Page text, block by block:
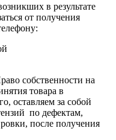
в результате
от получения
собственности на
товара в
оставляем за собой
по дефектам,
после получения